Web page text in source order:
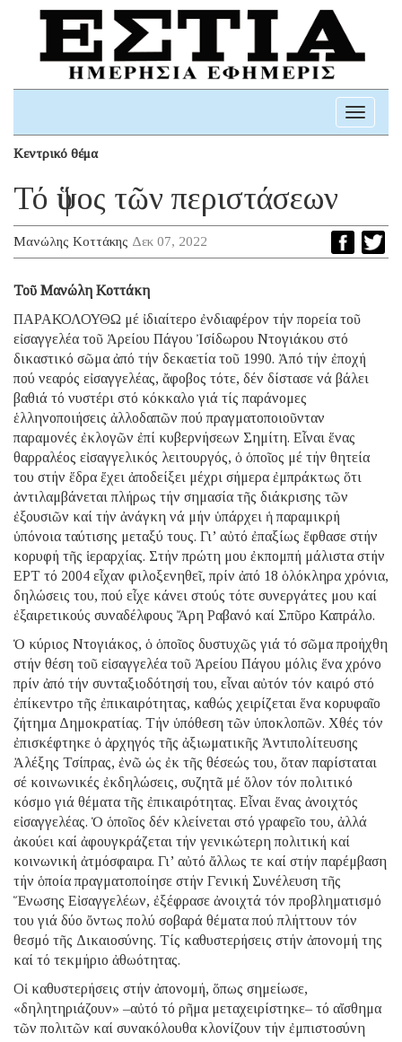
Toggle
Κεντρικό θέμα
Τό ὕψος τῶν περιστάσεων
Μανώλης Κοττάκης Δεκ 07, 2022
Τοῦ Μανώλη Κοττάκη
ΠΑΡΑΚΟΛΟΥΘΩ μέ ἰδιαίτερο ἐνδιαφέρον τήν πορεία τοῦ
εἰσαγγελέα τοῦ Ἀρείου Πάγου Ἰσίδωρου Ντογιάκου στό
δικαστικό σῶμα ἀπό τήν δεκαετία τοῦ 1990. Ἀπό τήν ἐποχή
πού νεαρός εἰσαγγελέας, ἄφοβος τότε, δέν δίστασε νά βάλει
βαθιά τό νυστέρι στό κόκκαλο γιά τίς παράνομες
ἑλληνοποιήσεις ἀλλοδαπῶν πού πραγματοποιοῦνταν
παραμονές ἐκλογῶν ἐπί κυβερνήσεων Σημίτη. Εἶναι ἕνας
θαρραλέος εἰσαγγελικός λειτουργός, ὁ ὁποῖος μέ τήν θητεία
του στήν ἕδρα ἔχει ἀποδείξει μέχρι σήμερα ἐμπράκτως ὅτι
ἀντιλαμβάνεται πλήρως τήν σημασία τῆς διάκρισης τῶν
ἐξουσιῶν καί τήν ἀνάγκη νά μήν ὑπάρχει ἡ παραμικρή
ὑπόνοια ταύτισης μεταξύ τους. Γι’ αὐτό ἐπαξίως ἔφθασε στήν
κορυφή τῆς ἱεραρχίας. Στήν πρώτη μου ἐκπομπή μάλιστα στήν
ΕΡΤ τό 2004 εἶχαν φιλοξενηθεῖ, πρίν ἀπό 18 ὁλόκληρα χρόνια,
δηλώσεις του, πού εἶχε κάνει στούς τότε συνεργάτες μου καί
ἐξαιρετικούς συναδέλφους Ἄρη Ραβανό καί Σπῦρο Καπράλο.
Ὁ κύριος Ντογιάκος, ὁ ὁποῖος δυστυχῶς γιά τό σῶμα προήχθη
στήν θέση τοῦ εἰσαγγελέα τοῦ Ἀρείου Πάγου μόλις ἕνα χρόνο
πρίν ἀπό τήν συνταξιοδότησή του, εἶναι αὐτόν τόν καιρό στό
ἐπίκεντρο τῆς ἐπικαιρότητας, καθώς χειρίζεται ἕνα κορυφαῖο
ζήτημα Δημοκρατίας. Τήν ὑπόθεση τῶν ὑποκλοπῶν. Χθές τόν
ἐπισκέφτηκε ὁ ἀρχηγός τῆς ἀξιωματικῆς Ἀντιπολίτευσης
Ἀλέξης Τσίπρας, ἐνῶ ὡς ἐκ τῆς θέσεώς του, ὅταν παρίσταται
σέ κοινωνικές ἐκδηλώσεις, συζητᾶ μέ ὅλον τόν πολιτικό
κόσμο γιά θέματα τῆς ἐπικαιρότητας. Εἶναι ἕνας ἀνοιχτός
εἰσαγγελέας. Ὁ ὁποῖος δέν κλείνεται στό γραφεῖο του, ἀλλά
ἀκούει καί ἀφουγκράζεται τήν γενικώτερη πολιτική καί
κοινωνική ἀτμόσφαιρα. Γι’ αὐτό ἄλλως τε καί στήν παρέμβαση
τήν ὁποία πραγματοποίησε στήν Γενική Συνέλευση τῆς
Ἕνωσης Εἰσαγγελέων, ἐξέφρασε ἀνοιχτά τόν προβληματισμό
του γιά δύο ὄντως πολύ σοβαρά θέματα πού πλήττουν τόν
θεσμό τῆς Δικαιοσύνης. Τίς καθυστερήσεις στήν ἀπονομή της
καί τό τεκμήριο ἀθωότητας.
Οἱ καθυστερήσεις στήν ἀπονομή, ὅπως σημείωσε,
«δηλητηριάζουν» –αὐτό τό ρῆμα μεταχειρίστηκε– τό αἴσθημα
τῶν πολιτῶν καί συνακόλουθα κλονίζουν τήν ἐμπιστοσύνη